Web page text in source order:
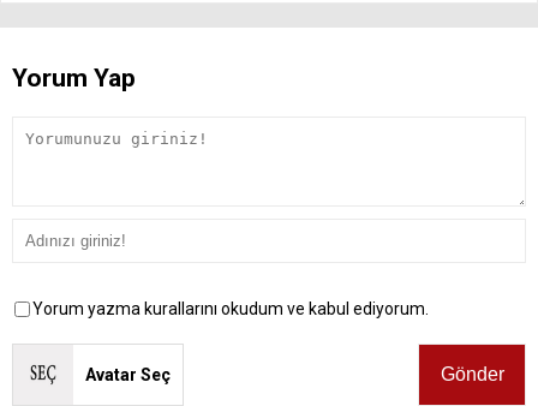
Yorum Yap
Yorum yazma kurallarını okudum ve kabul ediyorum.
Avatar Seç